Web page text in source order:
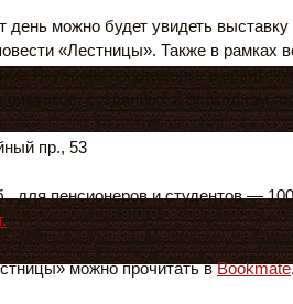
день можно будет увидеть
«Лестницы». Также в рамках
Якубсона о художнике и
рисунков, созданных в блокадном
пр., 53
для пенсионеров и студентов —
можно прочитать вBookmate